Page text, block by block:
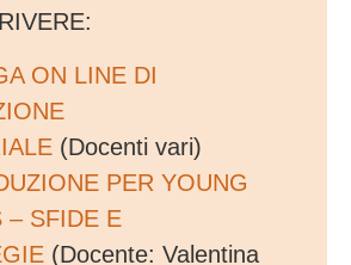
ON LINE DI
(Docenti vari)
PER YOUNG
– SFIDE E
(Docente: Valentina